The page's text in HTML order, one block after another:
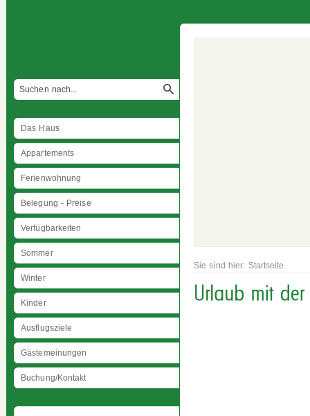
Das Haus
Appartements
Ferienwohnung
Belegung - Preise
Verfügbarkeiten
Sommer
Winter
Kinder
Ausflugsziele
Gästemeinungen
Buchung/Kontakt
Sie sind hier: Startseite